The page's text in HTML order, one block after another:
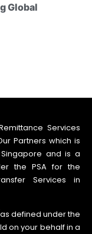
Global
Services
Partners which is
and is a
the PSA for the
Services in
defined under the
on your behalf in a